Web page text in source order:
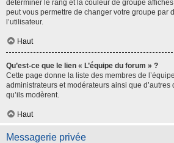
déterminer le rang et la couleur de groupe
peut vous permettre de changer votre groupe par
l’utilisateur.
Haut
Qu’est-ce que le lien « L’équipe du forum » ?
Cette page donne la liste des membres de
administrateurs et modérateurs ainsi que
qu’ils modèrent.
Haut
Messagerie privée